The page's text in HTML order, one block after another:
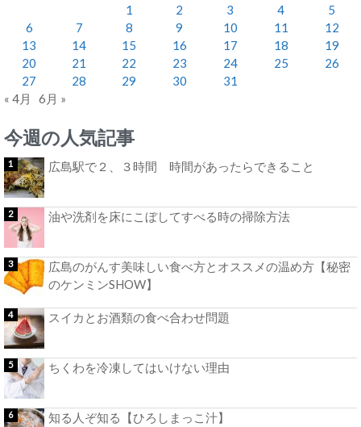
1
2 3 4
5
6
7 8 9 10 11
12
13
14 15 16 17 18
19
20
21 22 23 24 25
26
27
28 29 30
31
« 4月
6月 »
今週の人気記事
広島駅で２、３時間 時間があったらできること
油や洗剤を床にこぼしてすべる時の掃除方法
広島のがんす美味しい食べ方とオススメの温め方【秘密
のケンミンSHOW】
スイカとお酒類の食べ合わせ問題
ちくわを冷凍してはいけない理由
知る人ぞ知る【ひろしまっこ汁】